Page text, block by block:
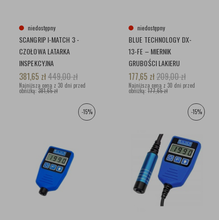
niedostępny
SCANGRIP I-MATCH 3 -
CZOŁOWA LATARKA
INSPEKCYJNA
381,65 zł449,00zł
Najniższa cena z 30 dni przed
obniżką: 381,65 zł
niedostępny
BLUE TECHNOLOGY DX-
13-FE – MIERNIK
GRUBOŚCI LAKIERU
177,65 zł209,00zł
Najniższa cena z 30 dni przed
obniżką: 177,65 zł
-15% -15%